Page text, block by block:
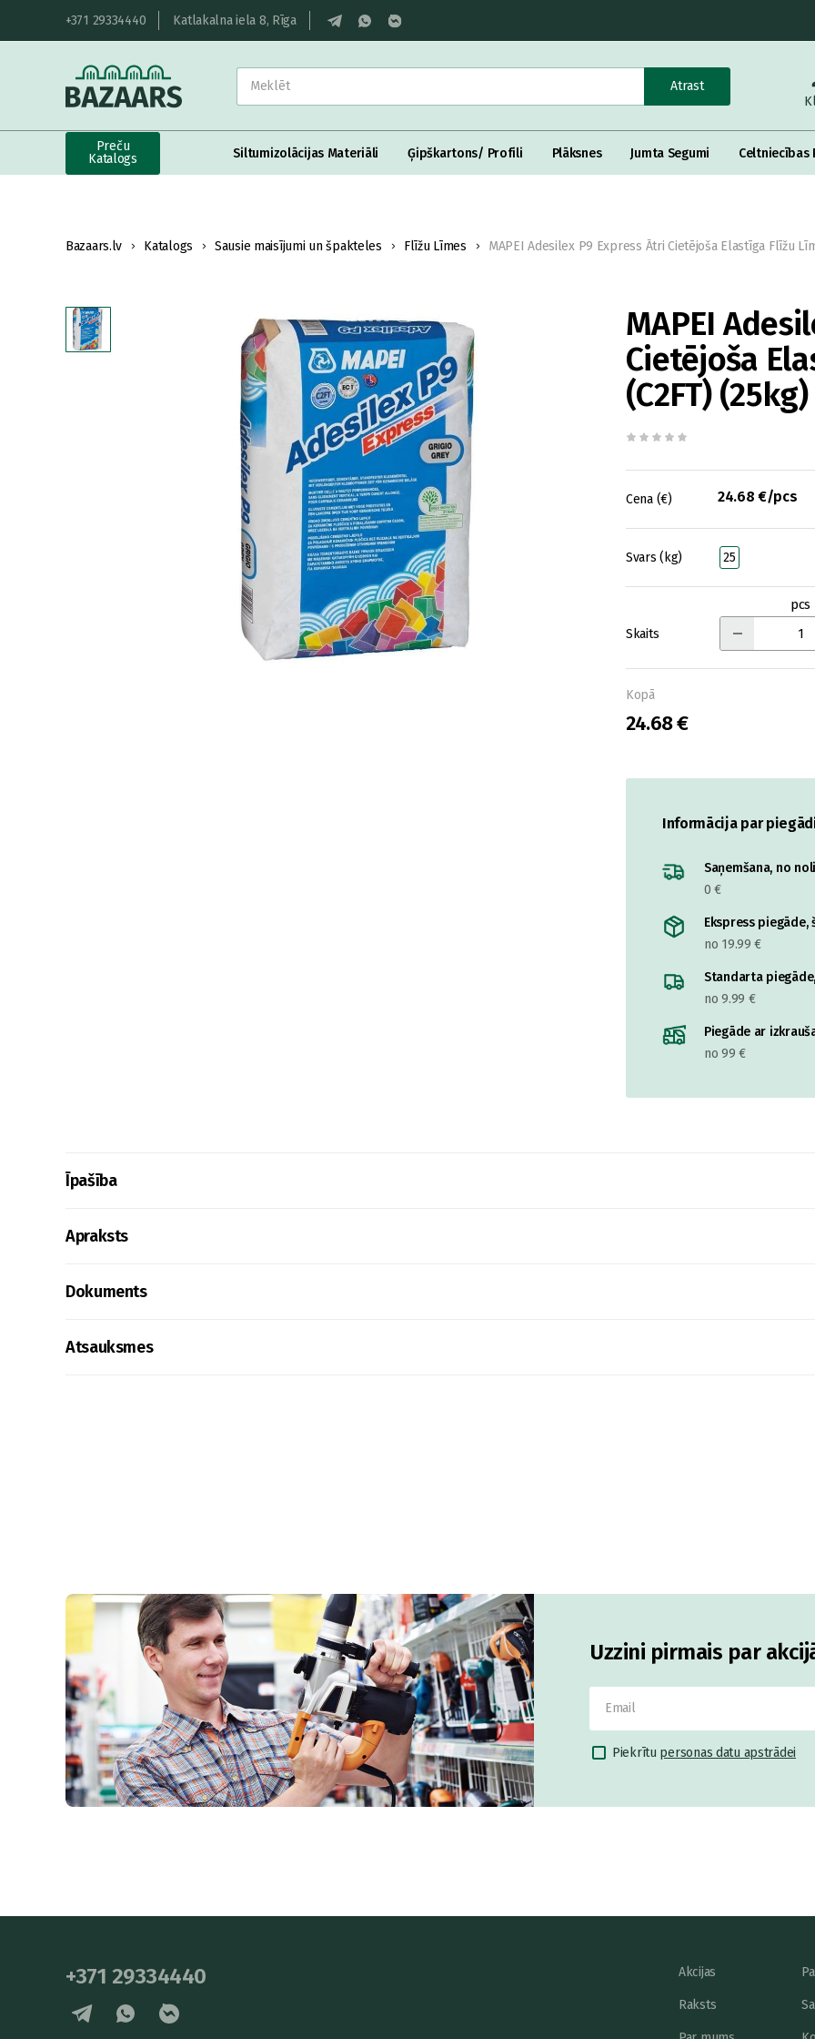
+371 29334440 Katlakalna iela 8, Rīga
Atrast
Preču
Katalogs
Siltumizolācijas Materiāli Ģipškartons/ Profili Plāksnes Jumta Segumi Celtniecības
Bazaars.lv Katalogs Sausie maisījumi un špakteles Flīžu Līmes MAPEI Adesilex P9 Express Ātri Cietējoša Elastīga Flīžu
MAPEI
Cietējoša
(C2FT) (25kg)
Cena (€) 24.68 €/pcs
Svars (kg) 25
Skaits
pcs
Kopā
24.68 €
Informācija par
Saņemšana, no
0 €
Ekspress
no 19.99 €
Standarta
no 9.99 €
Piegāde ar
no 99 €
Īpašība
Apraksts
Dokuments
Atsauksmes
Uzzini pirmais par
Piekrītu personas datu apstrādei
+371 29334440 Akcijas
Raksts